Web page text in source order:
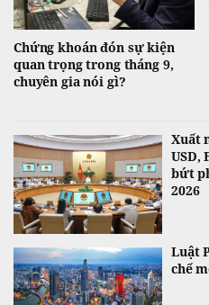
Chứng khoán đón sự kiện
quan trọng trong tháng 9,
chuyên gia nói gì?
Xuất
USD,
bứt
2026
Luật
chế